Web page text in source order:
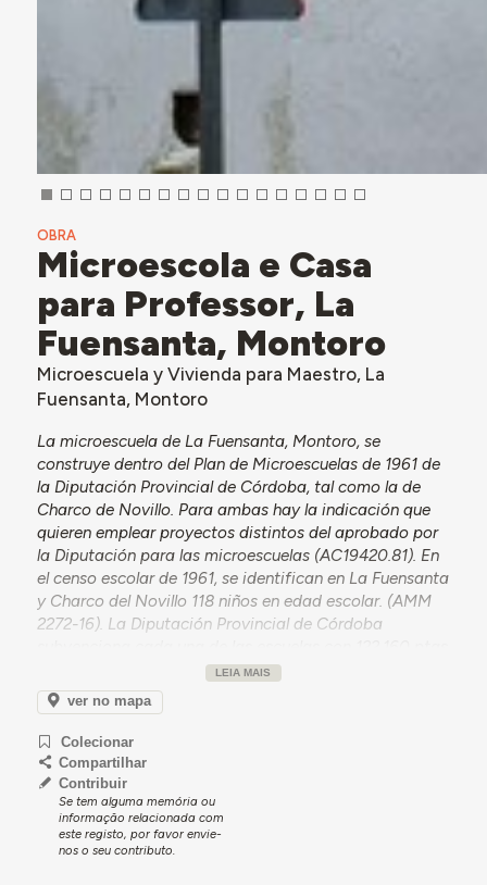
OBRA
Microescola e Casa
para Professor, La
Fuensanta, Montoro
Microescuela y Vivienda para Maestro, La
Fuensanta, Montoro
La microescuela de La Fuensanta, Montoro, se
construye dentro del Plan de Microescuelas de 1961 de
la Diputación Provincial de Córdoba, tal como la de
Charco de Novillo. Para ambas hay la indicación que
quieren emplear proyectos distintos del aprobado por
la Diputación para las microescuelas (AC19420.81). En
el censo escolar de 1961, se identifican en La Fuensanta
y Charco del Novillo 118 niños en edad escolar. (AMM
2272-16). La Diputación Provincial de Córdoba
El terreno de la escuela ha sido donado por los
Montoro en 1962 (AMM 2272-19). La escuela estaría
concluida en el verano de 1963 y la casa para maestros
a 1964.01.27, con proyectos de Ángel Marchena
Rodríguez.
La escuela y casas para maestros han sido vendidas a
LEIA MAIS
ver no mapa
Colecionar
Compartilhar
Contribuir
Se tem alguma memória ou
informação relacionada com
este registo, por favor envie-
nos o seu contributo.